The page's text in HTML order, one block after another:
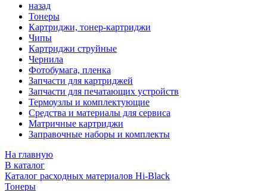
назад
Тонеры
Картриджи, тонер-картриджи
Чипы
Картриджи струйные
Чернила
Фотобумага, пленка
Запчасти для картриджей
Запчасти для печатающих устройств
Термоузлы и комплектующие
Средства и материалы для сервиса
Матричные картриджи
Заправочные наборы и комплекты
На главную
В каталог
Каталог расходных материалов Hi-Black
Тонеры